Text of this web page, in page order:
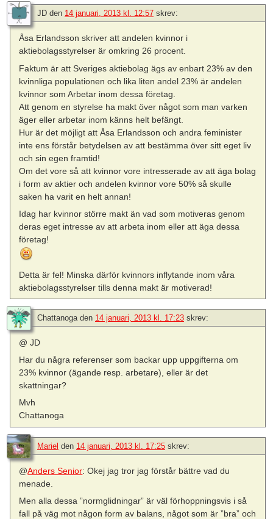
JD den 14 januari, 2013 kl. 12:57 skrev:
Åsa Erlandsson skriver att andelen kvinnor i
aktiebolagsstyrelser är omkring 26 procent.
Faktum är att Sveriges aktiebolag ägs av enbart 23% av den
kvinnliga populationen och lika liten andel 23% är andelen
kvinnor som Arbetar inom dessa företag.
Att genom en styrelse ha makt över något som man varken
äger eller arbetar inom känns helt befängt.
Hur är det möjligt att Åsa Erlandsson och andra feminister
inte ens förstår betydelsen av att bestämma över sitt eget liv
och sin egen framtid!
Om det vore så att kvinnor vore intresserade av att äga bolag
i form av aktier och andelen kvinnor vore 50% så skulle
saken ha varit en helt annan!
Idag har kvinnor större makt än vad som motiveras genom
deras eget intresse av att arbeta inom eller att äga dessa
företag!
Detta är fel! Minska därför kvinnors inflytande inom våra
aktiebolagsstyrelser tills denna makt är motiverad!
Chattanogaden 14 januari, 2013 kl. 17:23 skrev:
@ JD
Har du några referenser som backar upp uppgifterna om
23% kvinnor (ägande resp. arbetare), eller är det
skattningar?
Mvh
Chattanoga
Mariel den 14 januari, 2013 kl. 17:25 skrev:
@Anders Senior: Okej jag tror jag förstår bättre vad du
menade.
Men alla dessa ”normglidningar” är väl förhoppningsvis i så
fall på väg mot någon form av balans, något som är ”bra” och